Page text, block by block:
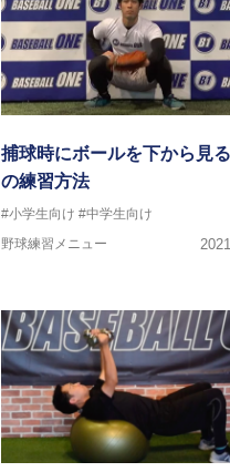
捕球時にボールを下から見
の練習方法
#小学生向け #中学生向け
野球練習メニュー